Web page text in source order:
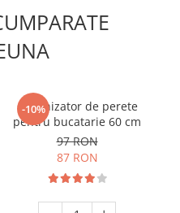
-10%
Organizator de perete
pentru bucatarie 60 cm
97 RON
87 RON